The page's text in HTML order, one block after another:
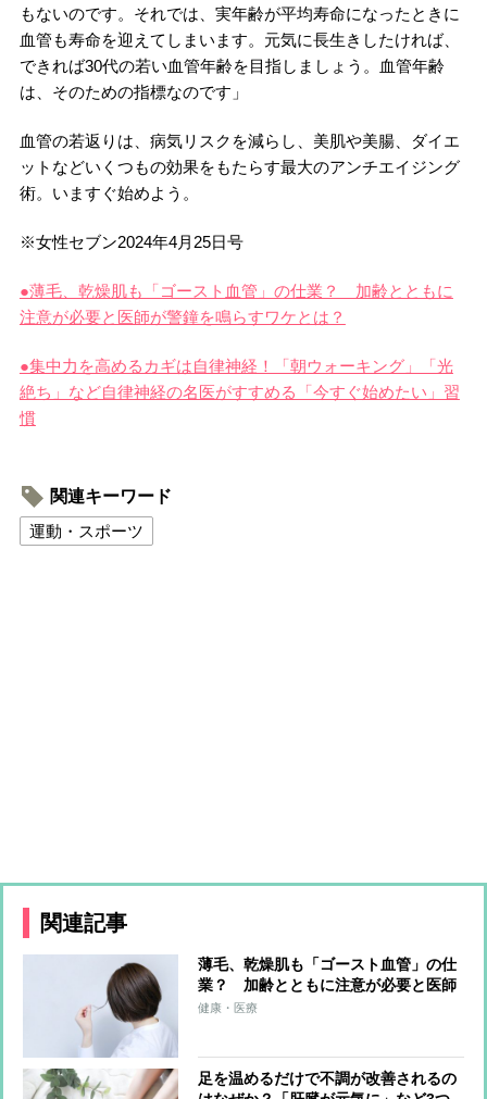
もないのです。それでは、実年齢が平均寿命になったときに
血管も寿命を迎えてしまいます。元気に長生きしたければ、
できれば30代の若い血管年齢を目指しましょう。血管年齢
は、そのための指標なのです」
血管の若返りは、病気リスクを減らし、美肌や美腸、ダイエ
ットなどいくつもの効果をもたらす最大のアンチエイジング
術。いますぐ始めよう。
※女性セブン2024年4月25日号
●薄毛、乾燥肌も「ゴースト血管」の仕業？ 加齢とともに
注意が必要と医師が警鐘を鳴らすワケとは？
●集中力を高めるカギは自律神経！「朝ウォーキング」「光
絶ち」など自律神経の名医がすすめる「今すぐ始めたい」習
慣
関連キーワード
運動・スポーツ
関連記事
薄毛、乾燥肌も「ゴースト血管」の仕
業？ 加齢とともに注意が必要と医師
が警鐘を鳴らすワケとは？
健康・医療
足を温めるだけで不調が改善されるの